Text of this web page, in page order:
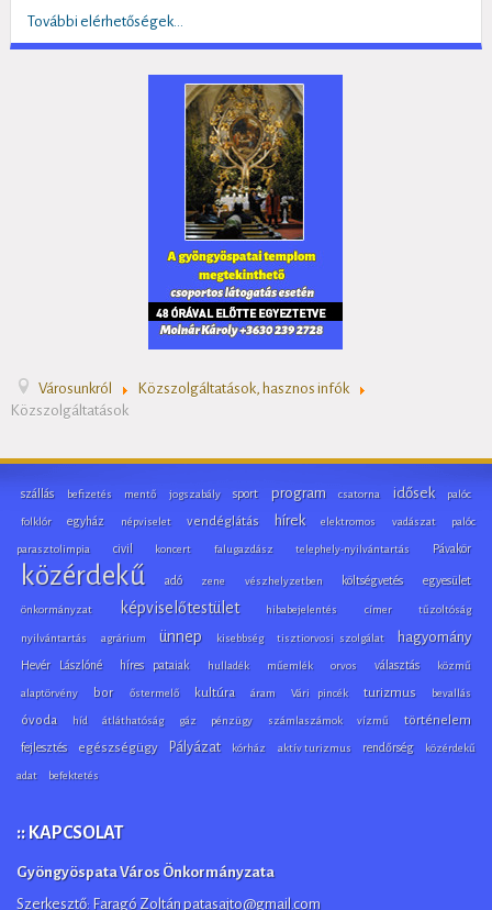
További elérhetőségek...
Városunkról
Közszolgáltatások, hasznos infók
Közszolgáltatások
szállás befizetés mentő jogszabály sport program csatorna idősek palóc
folklór egyház népviselet vendéglátás hírek elektromos vadászat palóc
parasztolimpia civil koncert falugazdász telephely-nyilvántartás Pávakör
közérdekű adó zene vészhelyzetben költségvetés egyesület
önkormányzat képviselőtestület hibabejelentés címer tűzoltóság
nyilvántartás agrárium ünnep kisebbség tisztiorvosi szolgálat hagyomány
Hevér Lászlóné híres pataiak hulladék műemlék orvos választás közmű
alaptörvény bor őstermelő kultúra áram Vári pincék turizmus bevallás
óvoda híd átláthatóság gáz pénzügy számlaszámok vízmű történelem
fejlesztés egészségügy Pályázat kórház aktív turizmus rendőrség közérdekű
adat befektetés
:: KAPCSOLAT
Gyöngyöspata Város Önkormányzata
Szerkesztő: Faragó Zoltán patasajto@gmail.com